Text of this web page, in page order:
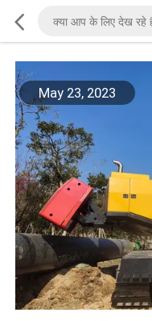
May 23, 2023